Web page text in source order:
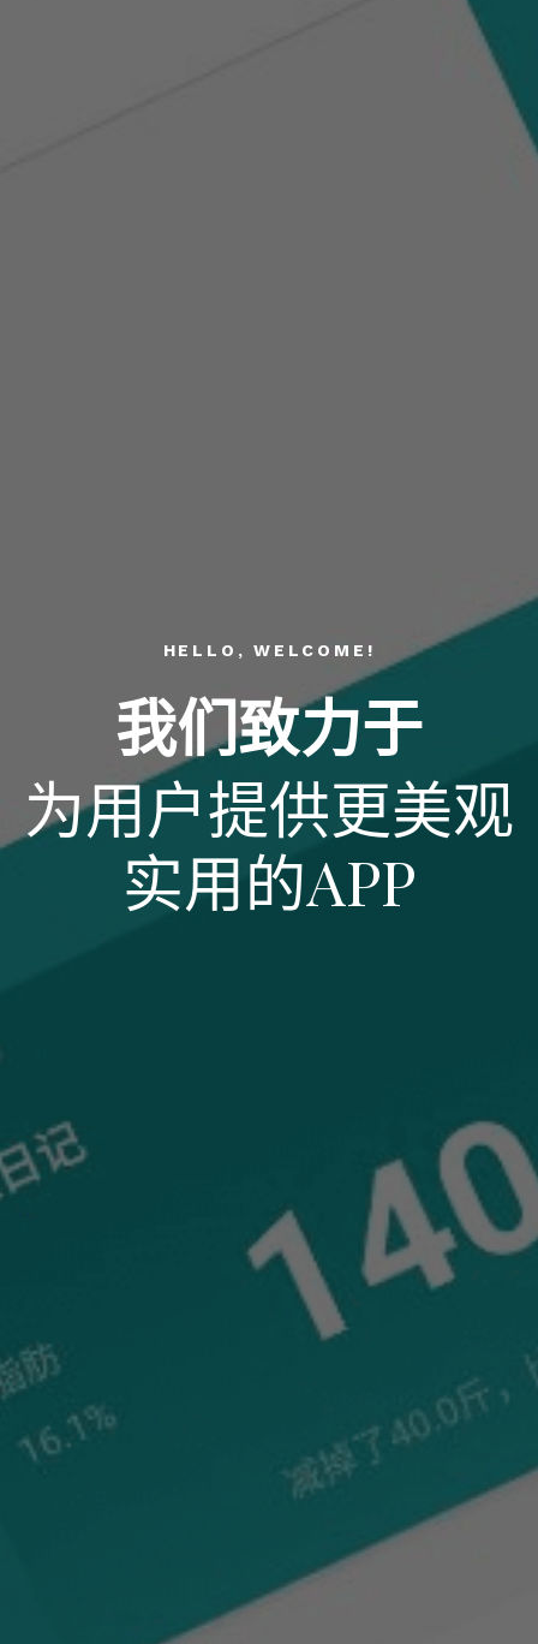
HELLO, WELCOME!
我们致力于
为用户提供更美观
实用的APP